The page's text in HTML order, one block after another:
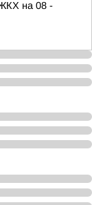
на 08 -